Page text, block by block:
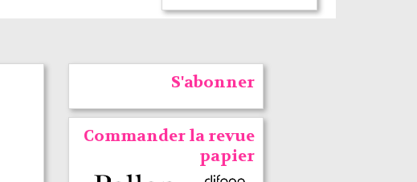
S'abonner
Commander la revue
papier